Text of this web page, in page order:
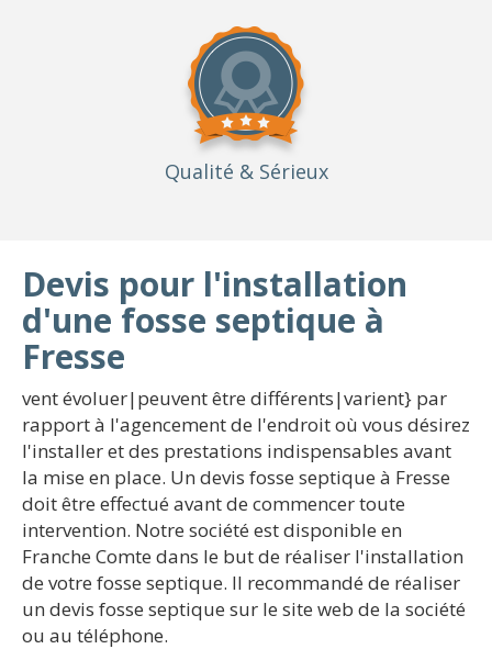
Qualité & Sérieux
Devis pour l'installation
d'une fosse septique à
Fresse
vent évoluer|peuvent être différents|varient} par
rapport à l'agencement de l'endroit où vous désirez
l'installer et des prestations indispensables avant
la mise en place. Un devis fosse septique à Fresse
doit être effectué avant de commencer toute
intervention. Notre société est disponible en
Franche Comte dans le but de réaliser l'installation
de votre fosse septique. Il recommandé de réaliser
un devis fosse septique sur le site web de la société
ou au téléphone.